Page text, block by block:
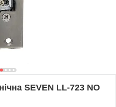
SEVEN LL-723 NO